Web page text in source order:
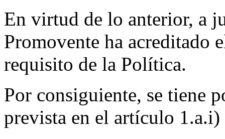
En virtud de lo anterior, a
Promovente ha acreditado
requisito de la Política.
Por consiguiente, se tiene
prevista en el artículo